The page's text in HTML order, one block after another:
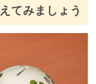
てみましょう